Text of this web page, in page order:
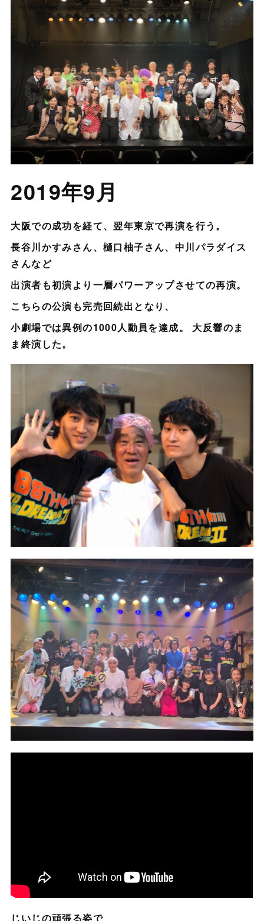
2019年9月
大阪での成功を経て、翌年東京で再演を行う。
長谷川かすみさん、樋口柚子さん、中川パラダイス
さんなど
出演者も初演より一層パワーアップさせての再演。
こちらの公演も完売回続出となり、
小劇場では異例の1000人動員を達成。 大反響のま
ま終演した。
じいじの頑張る姿で